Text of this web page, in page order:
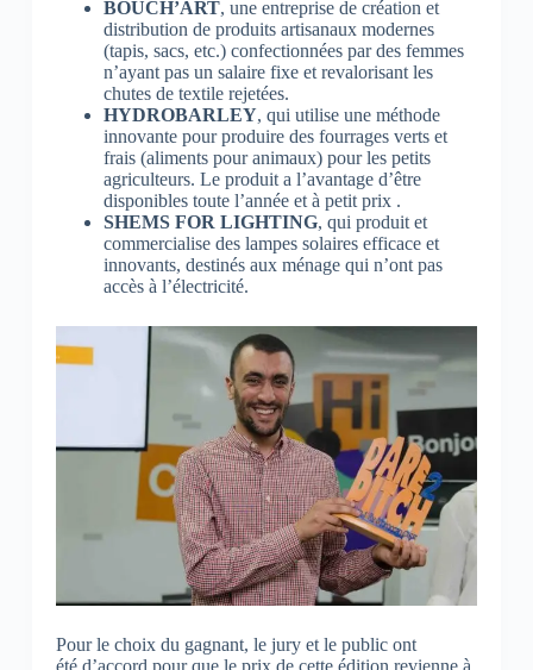
BOUCH’ART, une entreprise de création et
distribution de produits artisanaux modernes
(tapis, sacs, etc.) confectionnées par des femmes
n’ayant pas un salaire fixe et revalorisant les
chutes de textile rejetées.
HYDROBARLEY, qui utilise une méthode
innovante pour produire des fourrages verts et
frais (aliments pour animaux) pour les petits
agriculteurs. Le produit a l’avantage d’être
disponibles toute l’année et à petit prix .
SHEMS FOR LIGHTING, qui produit et
commercialise des lampes solaires efficace et
innovants, destinés aux ménage qui n’ont pas
accès à l’électricité.
Pour le choix du gagnant, le jury et le public ont
été d’accord pour que le prix de cette édition revienne à